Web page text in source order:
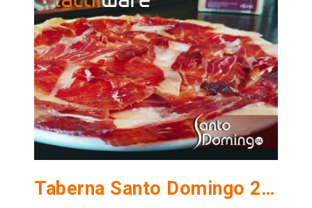
Taberna Santo Domingo 24, el mejor jamón de La Laguna, Tenerife.